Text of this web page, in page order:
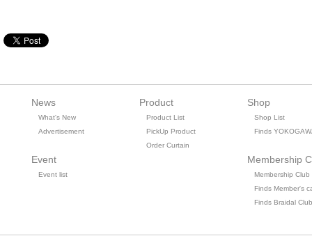
News
What's New
Advertisement
Event
Event list
Product
Product List
PickUp Product
Order Curtain
Shop
Shop List
Finds
Membership
Membership Club
Finds Member's
Finds Braidal Club